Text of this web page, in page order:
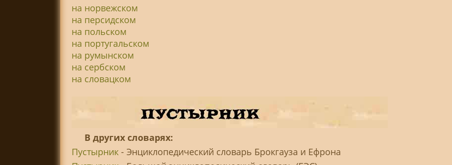
на норвежском
на персидском
на польском
на португальском
на румынском
на сербском
на словацком
В других словарях:
Пустырник- Энциклопедический словарь Брокгауза и Ефрона